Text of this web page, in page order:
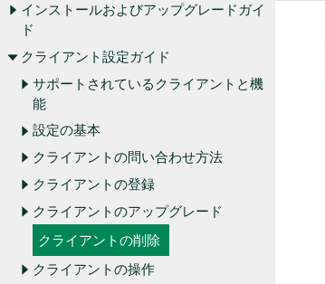
インストールおよびアップグレードガイ
ド
クライアント設定ガイド
サポートされているクライアントと機
能
設定の基本
クライアントの問い合わせ方法
クライアントの登録
クライアントのアップグレード
クライアントの削除
クライアントの操作